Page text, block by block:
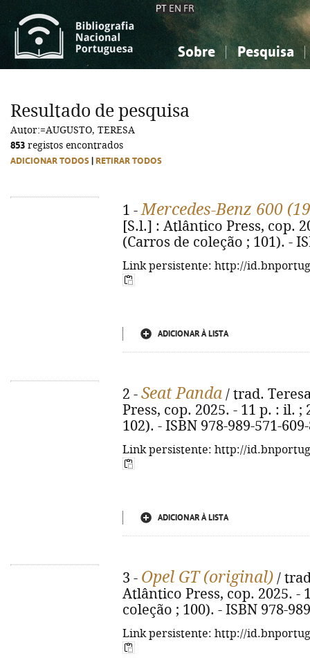
PT EN FR
Sobre Pesquisa
Ciências sociais...
Ciências sociais...
Resultado de pesquisa
Autor:=AUGUSTO, TERESA
853 registos encontrados
ADICIONAR TODOS RETIRAR TODOS
1 -Mercedes-Benz 600
[S.l.] : Atlântico Press, cop.
(Carros de coleção ; 101). -
Link persistente: http://
ADICIONAR À LISTA
2 - Seat Panda / trad.
Press, cop. 2025. - 11 p. : il.
102). - ISBN 978-989-571-
Link persistente: http://
ADICIONAR À LISTA
3 - Opel GT (original) /
Atlântico Press, cop. 2025. -
coleção ; 100). - ISBN 978-
Link persistente: http://